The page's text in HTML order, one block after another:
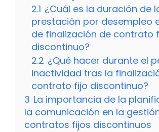
2.1 ¿Cuál es la duración de
prestación por desempleo
de finalización de contrato
discontinuo?
2.2 ¿Qué hacer durante el
inactividad tras la
contrato fijo discontinuo?
3 La importancia de la
la comunicación en la
contratos fijos discontinuos